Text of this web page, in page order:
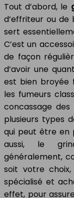
Tout d’abord, le
d’effriteur ou de
sert
C’est un
de façon
d’avoir une
est bien broyée
les fumeurs
concassage
plusieurs types
qui peut être en
aussi, le
généralement,
soit votre
spécialisé et
effet, pour